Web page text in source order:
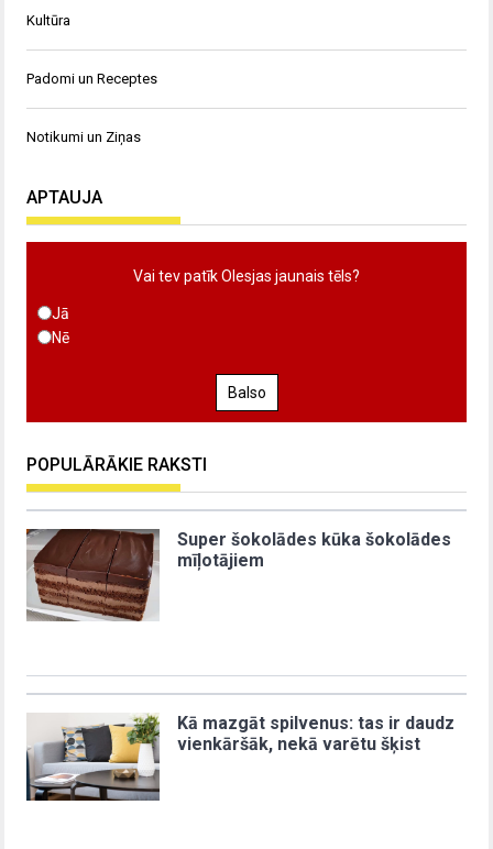
Kultūra
Padomi un Receptes
Notikumi un Ziņas
APTAUJA
Vai tev patīk Olesjas jaunais tēls?
Jā
Nē
Balso
POPULĀRĀKIE RAKSTI
Super šokolādes kūka šokolādes
mīļotājiem
Kā mazgāt spilvenus: tas ir daudz
vienkāršāk, nekā varētu šķist